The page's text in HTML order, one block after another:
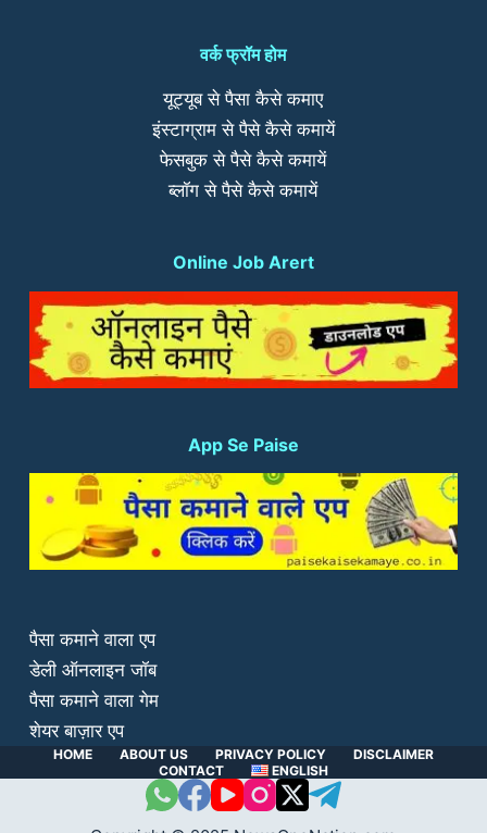
वर्क फ्रॉम होम
यूट्यूब से पैसा कैसे कमाए
इंस्टाग्राम से पैसे कैसे कमायें
फेसबुक से पैसे कैसे कमायें
ब्लॉग से पैसे कैसे कमायें
Online Job Arert
App Se Paise
पैसा कमाने वाला एप
डेली ऑनलाइन जॉब
पैसा कमाने वाला गेम
शेयर बाज़ार एप
HOME ABOUT US PRIVACY POLICY
DISCLAIMER
CONTACT
ENGLISH